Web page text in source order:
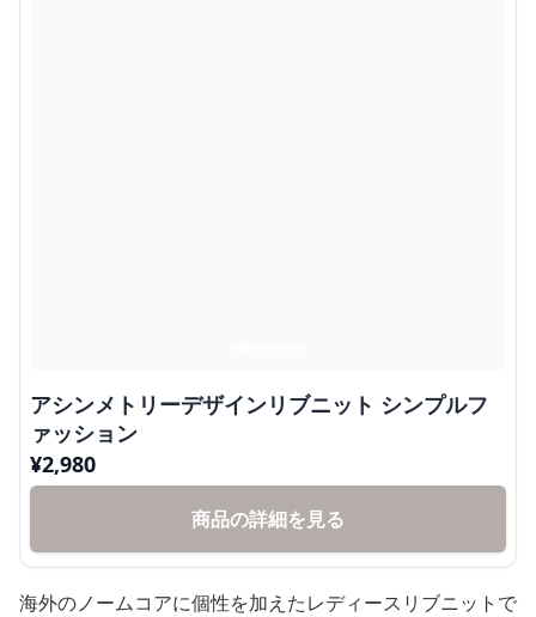
アシンメトリーデザインリブニット シンプルフ
ァッション
¥2,980
商品の詳細を見る
海外のノームコアに個性を加えたレディースリブニットで